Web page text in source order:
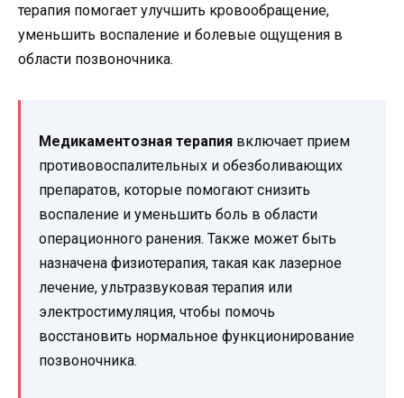
терапия помогает улучшить кровообращение,
уменьшить воспаление и болевые ощущения в
области позвоночника.
Медикаментозная терапия включает прием
противовоспалительных и обезболивающих
препаратов, которые помогают снизить
воспаление и уменьшить боль в области
операционного ранения. Также может быть
назначена физиотерапия, такая как лазерное
лечение, ультразвуковая терапия или
электростимуляция, чтобы помочь
восстановить нормальное функционирование
позвоночника.